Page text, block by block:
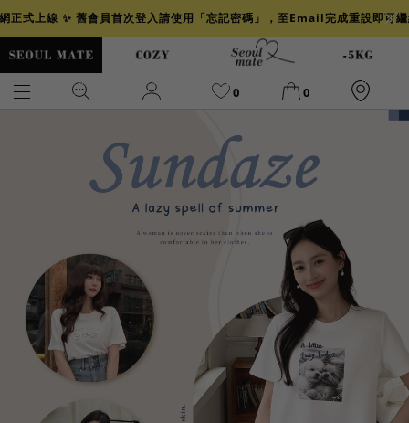
正式上線 ✨ 舊會員首次登入請使用「忘記密碼」，至Email完成重設即可
0 0
背心
透膚 小香 牛仔
襯衫 褲裙 冰感
涼感